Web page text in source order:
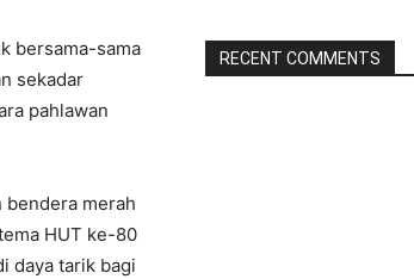
bersama-sama
sekadar
pahlawan
bendera merah
HUT ke-80
daya tarik bagi
RECENT COMMENTS